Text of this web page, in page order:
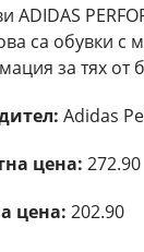
ADIDAS
са обувки с
за тях от
Adidas
цена: 272.90
цена: 202.90